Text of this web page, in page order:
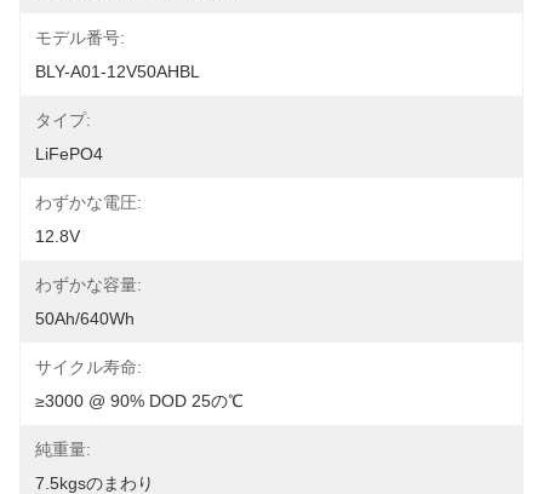
モデル番号:
BLY-A01-12V50AHBL
タイプ:
LiFePO4
わずかな電圧:
12.8V
わずかな容量:
50Ah/640Wh
サイクル寿命:
≥3000 @ 90% DOD 25の℃
純重量:
7.5kgsのまわり